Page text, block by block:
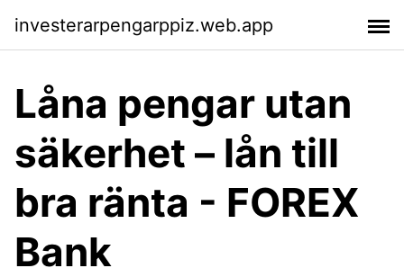
investerarpengarppiz.web.app
Låna pengar utan
säkerhet – lån till
bra ränta - FOREX
Bank